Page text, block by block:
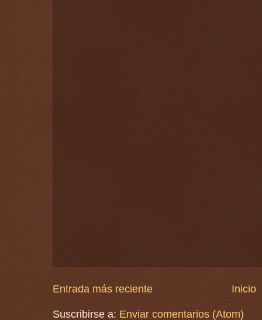
Entrada más reciente Inicio
Suscribirse a: Enviar comentarios (Atom)